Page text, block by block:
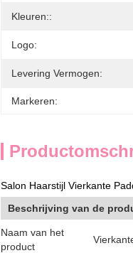
Kleuren::
Logo:
Levering Vermogen:
Markeren:
Salon Haarstijl Vierkante
Beschrijving van de
Naam van het
product